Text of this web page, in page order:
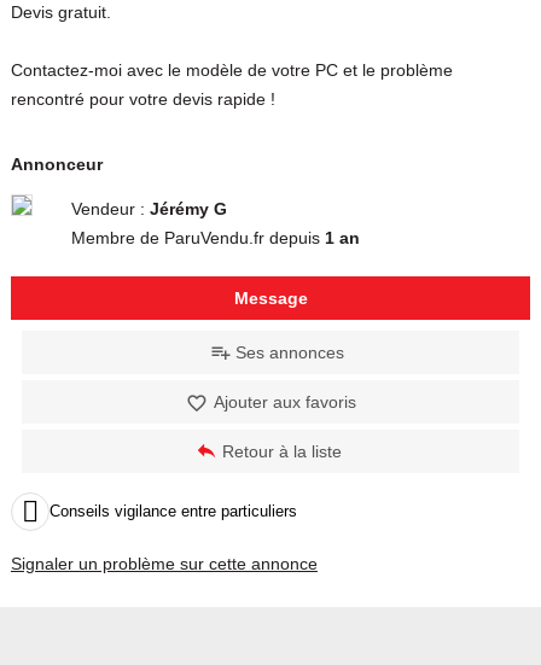
Devis gratuit.
Contactez-moi avec le modèle de votre PC et le problème
rencontré pour votre devis rapide !
Annonceur
Vendeur : Jérémy G
Membre de ParuVendu.fr depuis 1 an
Message
Ses annonces
Ajouter aux favoris
Retour à la liste
 Conseils vigilance entre particuliers
Signaler un problème sur cette annonce